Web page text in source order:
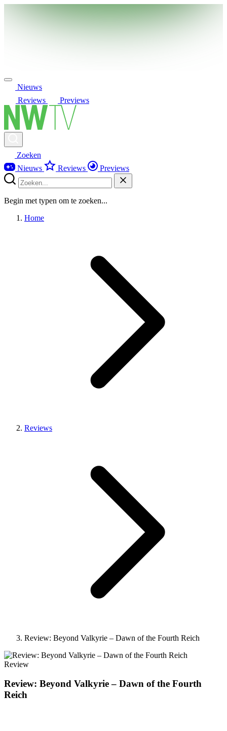
Nieuws
Reviews
Previews
Zoeken
Nieuws
Reviews Previews
Begin met typen om te zoeken...
Home
Reviews
Review: Beyond Valkyrie – Dawn of the Fourth Reich
Review
Review: Beyond Valkyrie – Dawn of the Fourth
Reich